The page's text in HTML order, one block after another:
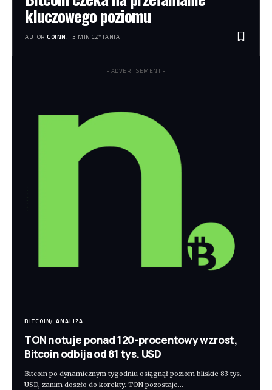
kluczowego poziomu
AUTOR COINN. 3 MIN CZYTANIA
- ADVERTISEMENT -
BITCOIN ANALIZA
TON notuje ponad 120-procentowy wzrost,
Bitcoin odbija od 81 tys. USD
Bitcoin po dynamicznym tygodniu osiągnął poziom bliskie 83 tys.
USD, zanim doszło do korekty. TON pozostaje…